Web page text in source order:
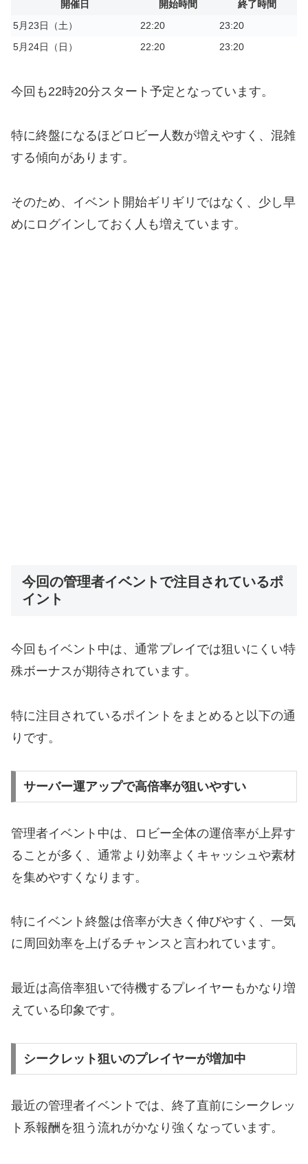
開催日 開始時間
終了時間
5月23日（土）
22:20
23:20
5月24日（日）
22:20 23:20
今回も22時20分スタート予定となっています。
特に終盤になるほどロビー人数が増えやすく、混雑
する傾向があります。
そのため、イベント開始ギリギリではなく、少し早
めにログインしておく人も増えています。
今回の管理者イベントで注目されているポ
イント
今回もイベント中は、通常プレイでは狙いにくい特
殊ボーナスが期待されています。
特に注目されているポイントをまとめると以下の通
りです。
サーバー運アップで高倍率が狙いやすい
管理者イベント中は、ロビー全体の運倍率が上昇す
ることが多く、通常より効率よくキャッシュや素材
を集めやすくなります。
特にイベント終盤は倍率が大きく伸びやすく、一気
に周回効率を上げるチャンスと言われています。
最近は高倍率狙いで待機するプレイヤーもかなり増
えている印象です。
シークレット狙いのプレイヤーが増加中
最近の管理者イベントでは、終了直前にシークレッ
ト系報酬を狙う流れがかなり強くなっています。